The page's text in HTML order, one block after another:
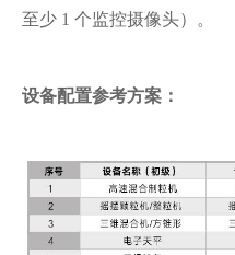
至少 1 个监控摄像头）。
设备配置参考方案：